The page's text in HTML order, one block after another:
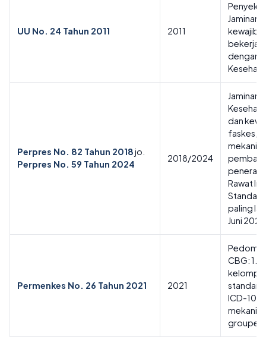
UU No. 24 Tahun 2011 2011
Jaminan
bekerja
dengan
Perpres No. 82 Tahun 2018jo.
Perpres No. 59 Tahun 2024
2018/2024
Jaminan
dan
faskes,
Rawat
Standar
paling
Juni 2025
Permenkes No. 26 Tahun 2021 2021
CBG:
standar
ICD-10,
grouper